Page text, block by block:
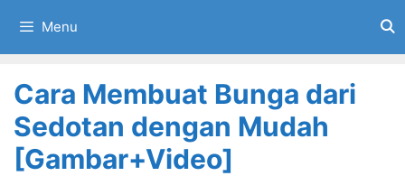
content
Menu
Cara Membuat Bunga dari
Sedotan dengan Mudah
[Gambar+Video]